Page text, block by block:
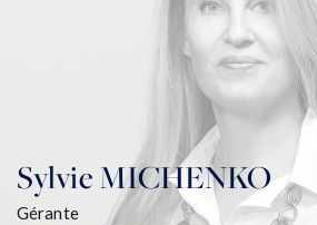
VENDRE
ESTIMER
BIENS VENDUS
LOUER
ÉQUIPE
ACTUALITÉS
AGENCES
mon compte
SylvieMICHENKO
Gérante